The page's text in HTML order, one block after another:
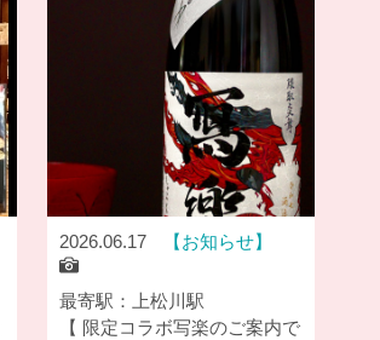
2026.06.17 お知らせ
最寄駅：上松川駅
【 限定コラボ写楽のご案内で